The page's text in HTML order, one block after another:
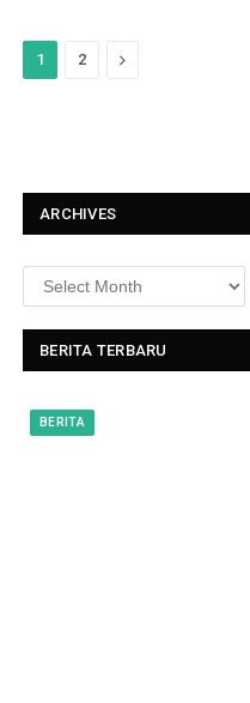
1 2
N
ARCHIVES
BERITA TERBARU
BERITA